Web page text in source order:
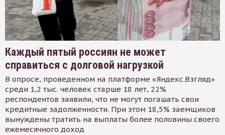
Каждый пятый россиян не может
справиться с долговой нагрузкой
В опросе, проведенном на платформе «Яндекс.Взгляд»
среди 1,2 тыс. человек старше 18 лет, 22%
респондентов заявили, что не могут погашать свои
кредитные задолженности. При этом 18,5% заемщиков
вынуждены тратить на выплаты более половины своего
ежемесячного доход